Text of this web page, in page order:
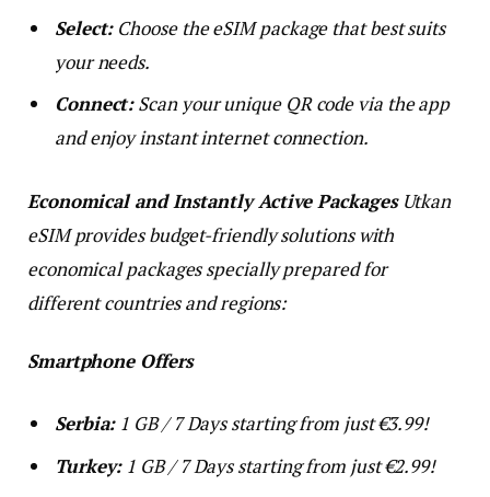
Select:Choose the eSIM package that best suits
your needs.
Connect:Scan your unique QR code via the app
and enjoy instant internet connection.
Economical and Instantly Active PackagesUtkan
eSIM provides budget-friendly solutions with
economical packages specially prepared for
different countries and regions:
Smartphone Offers
Serbia:1 GB / 7 Days starting from just €3.99!
Turkey:1 GB / 7 Days starting from just €2.99!